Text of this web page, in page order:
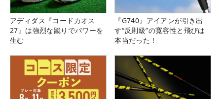
アディダス『コードカオス
27』は強烈な蹴りでパワーを
生む
『G740』アイアンが引き出
す“反則級”の寛容性と飛びは
本当だった！